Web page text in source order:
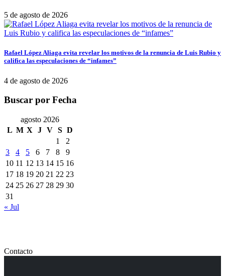
5 de agosto de 2026
Rafael López Aliaga evita revelar los motivos de la renuncia de Luis Rubio y
califica las especulaciones de “infames”
4 de agosto de 2026
Buscar por Fecha
agosto 2026
L M X J V S D
1
2
3
4 5 6 7 8
9
10 11 12 13 14 15 16
17 18 19 20 21 22 23
24 25 26 27 28 29 30
31
« Jul
Contacto